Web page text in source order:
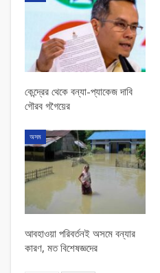
কেন্দ্রের থেকে বন্যা-প্যাকেজ দাবি
গৌরব গগৈয়ের
অসম
আবহাওয়া পরিবর্তনই অসমে বন্যার
কারণ, মত বিশেষজ্ঞদের